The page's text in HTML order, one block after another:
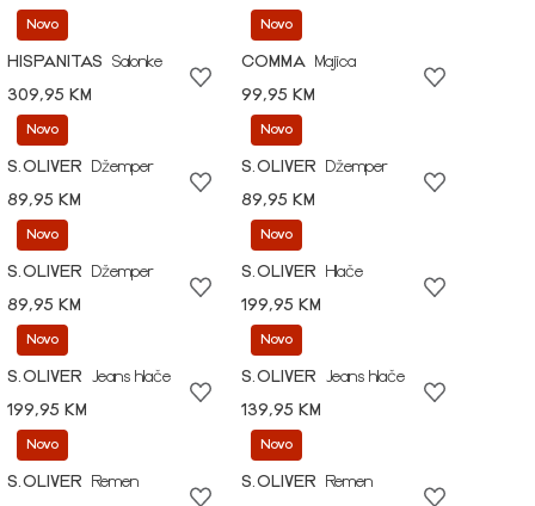
Novo
HISPANITAS
Salonke
309,95 KM
Novo
COMMA
Majica
99,95 KM
Novo
S.OLIVER
Džemper
89,95 KM
Novo
S.OLIVER
Džemper
89,95 KM
Novo
S.OLIVER
Džemper
89,95 KM
Novo
S.OLIVER
Hlače
199,95 KM
Novo
S.OLIVER
Jeans hlače
199,95 KM
Novo
S.OLIVER
Jeans hlače
139,95 KM
Novo
S.OLIVER
Remen
Novo
S.OLIVER
Remen